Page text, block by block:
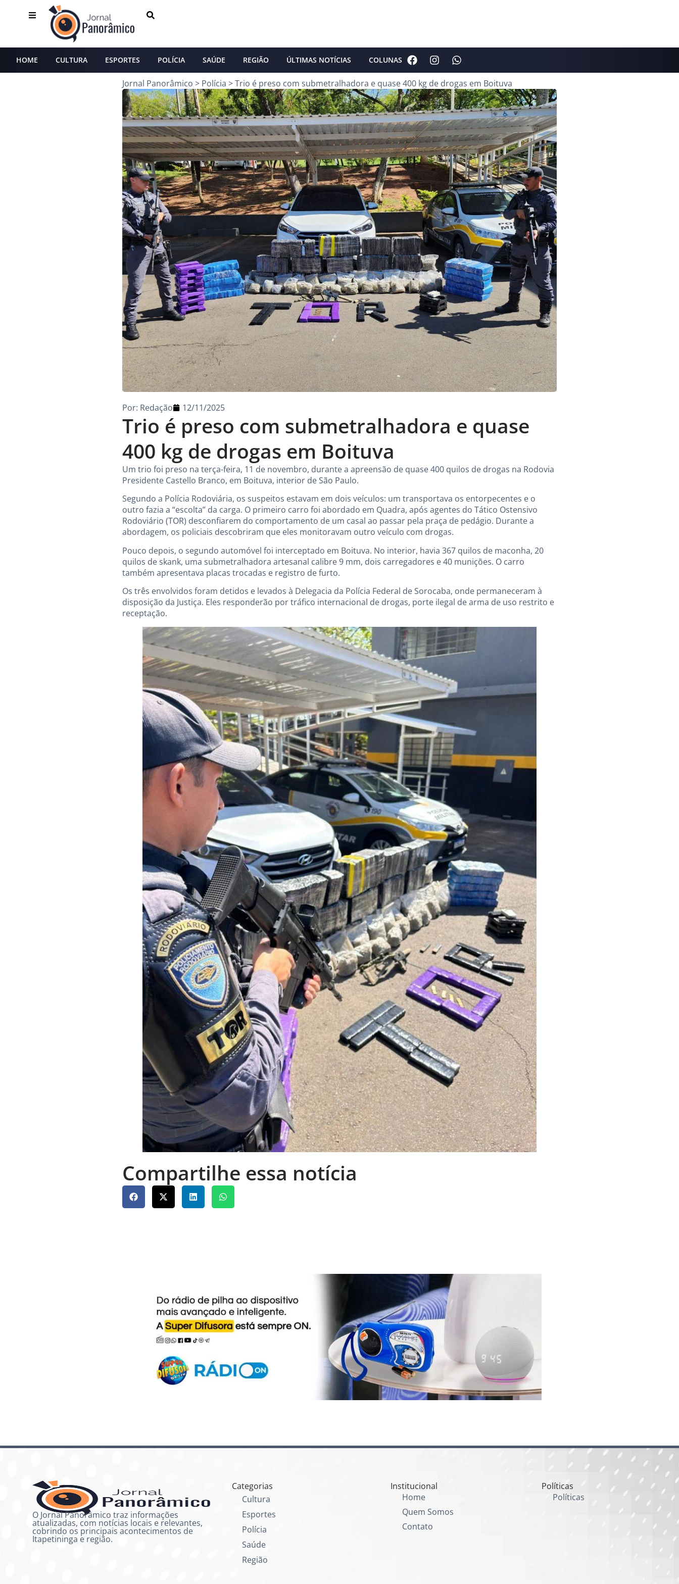
HOME CULTURA ESPORTES POLÍCIA SAÚDE REGIÃO ÚLTIMAS NOTÍCIAS COLUNAS
Jornal Panorâmico > Polícia >Trio é preso com submetralhadora e quase 400 kg de drogas em Boituva
Trio é preso com submetralhadora e quase
400 kg de drogas em Boituva
Por: Redação 12/11/2025
Um trio foi preso na terça-feira, 11 de novembro, durante a apreensão de quase 400 quilos de drogas na Rodovia
Presidente Castello Branco, em Boituva, interior de São Paulo.
Segundo a Polícia Rodoviária, os suspeitos estavam em dois veículos: um transportava os entorpecentes e o
outro fazia a “escolta” da carga. O primeiro carro foi abordado em Quadra, após agentes do Tático Ostensivo
Rodoviário (TOR) desconfiarem do comportamento de um casal ao passar pela praça de pedágio. Durante a
abordagem, os policiais descobriram que eles monitoravam outro veículo com drogas.
Pouco depois, o segundo automóvel foi interceptado em Boituva. No interior, havia 367 quilos de maconha, 20
quilos de skank, uma submetralhadora artesanal calibre 9 mm, dois carregadores e 40 munições. O carro
também apresentava placas trocadas e registro de furto.
Os três envolvidos foram detidos e levados à Delegacia da Polícia Federal de Sorocaba, onde permaneceram à
disposição da Justiça. Eles responderão por tráfico internacional de drogas, porte ilegal de arma de uso restrito e
receptação.
Compartilhe essa notícia
O Jornal Panorâmico traz informações
atualizadas, com notícias locais e relevantes,
cobrindo os principais acontecimentos de
Itapetininga e região.
Categorias
Cultura
Esportes
Polícia
Saúde
Região
Institucional
Home
Quem Somos
Contato
Políticas
Políticas